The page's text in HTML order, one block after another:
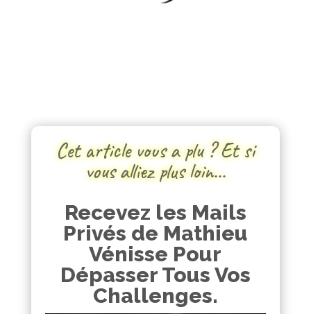
Cet article vous a plu ? Et si
vous alliez plus loin…
Recevez les Mails
Privés de Mathieu
Vénisse Pour
Dépasser Tous Vos
Challenges.